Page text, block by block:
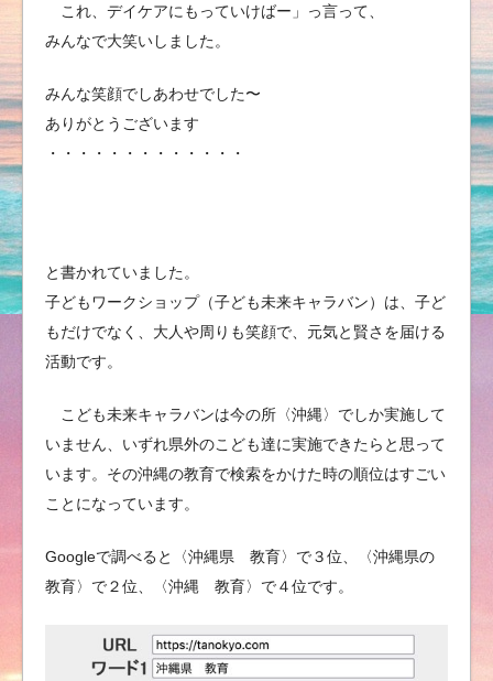
これ、デイケアにもっていけばー」っ言って、
みんなで大笑いしました。
みんな笑顔でしあわせでした〜
ありがとうございます
・・・・・・・・・・・・・
と書かれていました。
子どもワークショップ（子ども未来キャラバン）は、子ど
もだけでなく、大人や周りも笑顔で、元気と賢さを届ける
活動です。
こども未来キャラバンは今の所〈沖縄〉でしか実施して
いません、いずれ県外のこども達に実施できたらと思って
います。その沖縄の教育で検索をかけた時の順位はすごい
ことになっています。
Googleで調べると〈沖縄県 教育〉で３位、〈沖縄県の
教育〉で２位、〈沖縄 教育〉で４位です。